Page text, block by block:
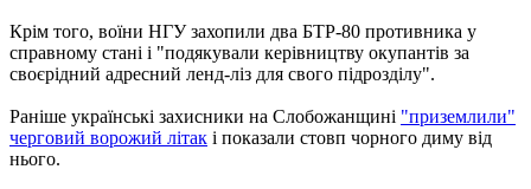
Крім того, воїни НГУ захопили два БТР-80 противника у
справному стані і "подякували керівництву окупантів за
своєрідний адресний ленд-ліз для свого підрозділу".
Раніше українські захисники на Слобожанщині "приземлили"
черговий ворожий літак і показали стовп чорного диму від
нього.